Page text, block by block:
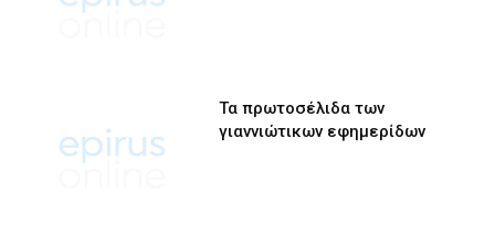
Τα πρωτοσέλιδα των
γιαννιώτικων εφημερίδων